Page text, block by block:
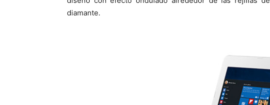
diamante.